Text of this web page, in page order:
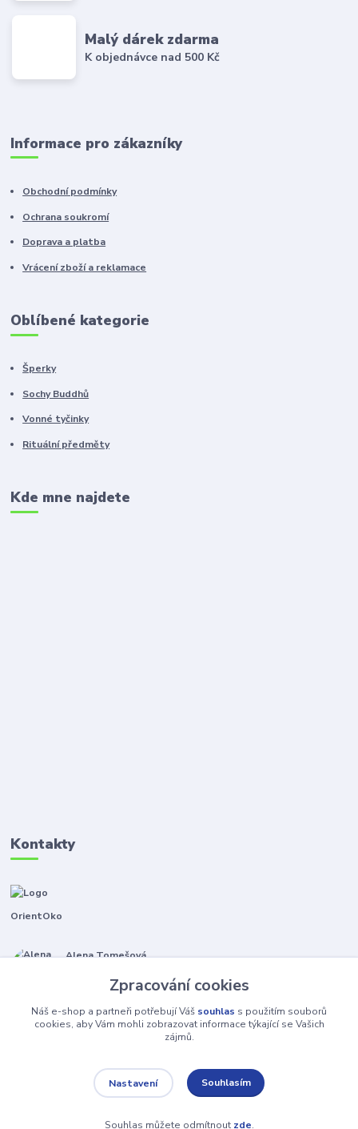
Malý dárek zdarma
K objednávce nad 500 Kč
Informace pro zákazníky
Obchodní podmínky
Ochrana soukromí
Doprava a platba
Vrácení zboží a reklamace
Oblíbené kategorie
Šperky
Sochy Buddhů
Vonné tyčinky
Rituální předměty
Kde mne najdete
Kontakty
OrientOko
Alena Tomešová
(Po-Pá, 9-15 hod.)
info@orientoko.cz
Zpracování cookies
Náš e-shop a partneři potřebují Váš souhlas s použitím souborů
cookies, aby Vám mohli zobrazovat informace týkající se Vašich
zájmů.
Nastavení Souhlasím
Souhlas můžete odmítnout zde.